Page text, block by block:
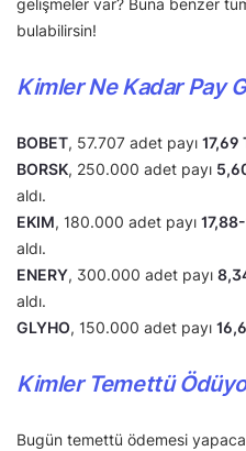
gelişmeler var? Buna benzer
bulabilirsin!
Kimler Ne Kadar Pay
BOBET, 57.707 adet payı 17,69
BORSK, 250.000 adet payı
aldı.
EKIM, 180.000 adet payı
aldı.
ENERY, 300.000 adet payı
aldı.
GLYHO, 150.000 adet payı
Kimler Temettü
Bugün temettü ödemesi